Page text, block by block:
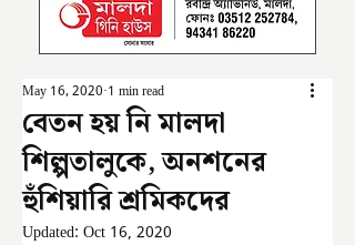
বেতন হয় নি মালদা
শিল্পতালুকে, অনশনের
হুঁশিয়ারি শ্রমিকদের
May 16, 2020 1 min read
Updated: Oct 16, 2020